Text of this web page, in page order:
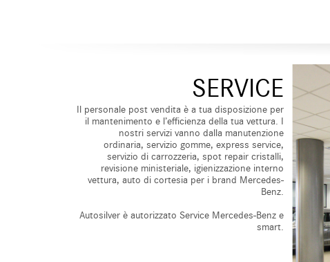
SERVICE
Il personale post vendita è a tua disposizione per
il mantenimento e l’efficienza della tua vettura. I
nostri servizi vanno dalla manutenzione
ordinaria, servizio gomme, express service,
servizio di carrozzeria, spot repair cristalli,
revisione ministeriale, igienizzazione interno
vettura, auto di cortesia per i brand Mercedes-
Benz.
Autosilver è autorizzato Service Mercedes-Benz e
smart.